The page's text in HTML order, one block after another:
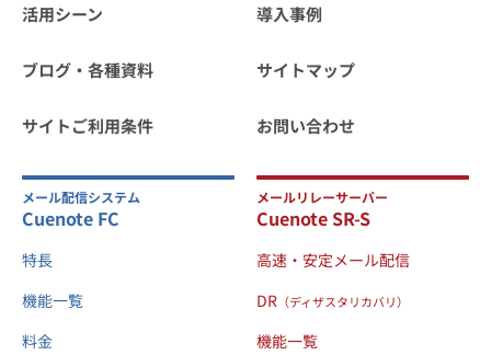
活用シーン 導入事例
ブログ・各種資料 サイトマップ
サイトご利用条件 お問い合わせ
メール配信システム
Cuenote FC
特長
機能一覧
料金
メールリレーサーバー
Cuenote SR-S
高速・安定メール配信
DR （ディザスタリカバリ）
機能一覧